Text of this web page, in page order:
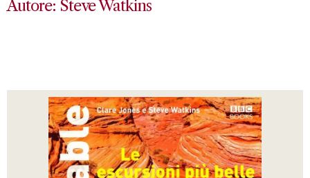
Autore: Steve Watkins